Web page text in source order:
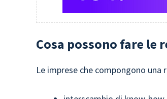
Cosa possono fare le
Le imprese che compongono